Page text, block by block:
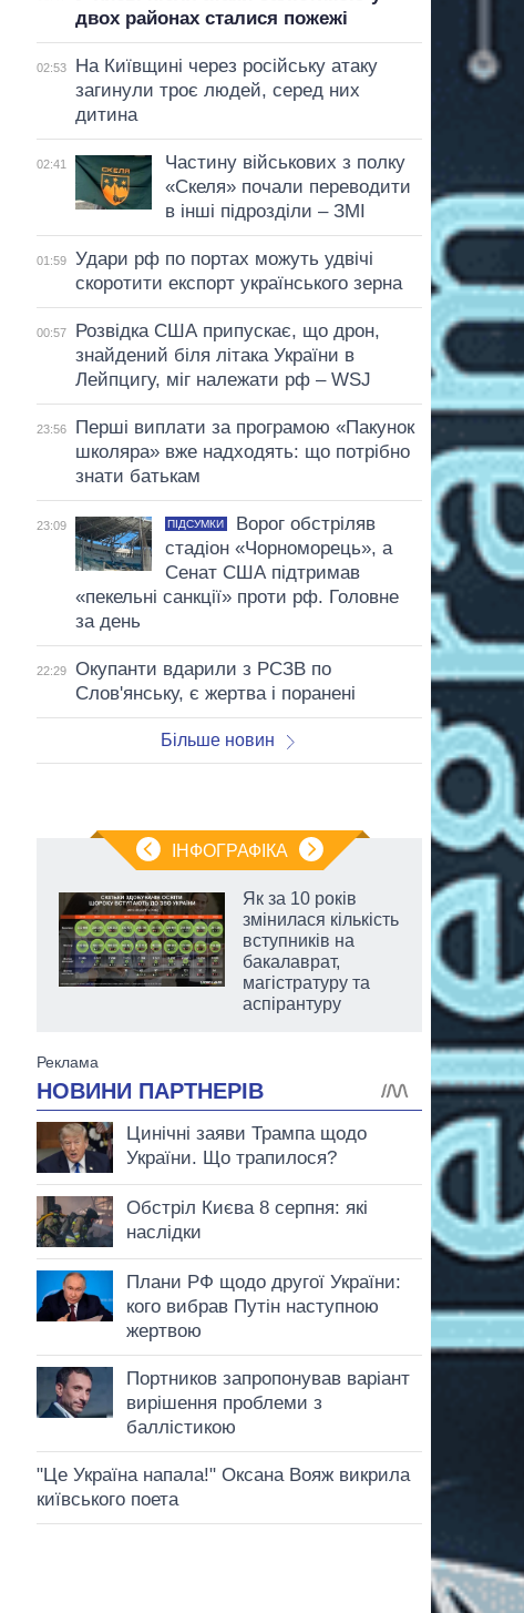
двох районах сталися пожежі
02:53
На Київщині через російську атаку
загинули троє людей, серед них
дитина
02:41
Частину військових з полку
«Скеля» почали переводити
в інші підрозділи – ЗМІ
01:59
Удари рф по портах можуть удвічі
скоротити експорт українського зерна
00:57
Розвідка США припускає, що дрон,
знайдений біля літака України в
Лейпцигу, міг належати рф – WSJ
23:56
Перші виплати за програмою «Пакунок
школяра» вже надходять: що потрібно
знати батькам
23:09 ПІДСУМКИ
Ворог обстріляв
стадіон «Чорноморець», а
Сенат США підтримав
«пекельні санкції» проти рф. Головне
за день
22:29
Окупанти вдарили з РСЗВ по
Слов'янську, є жертва і поранені
Більше новин
ІНФОГРАФІКА
Як за 10 років
змінилася кількість
вступників на
бакалаврат,
магістратуру та
аспірантуру